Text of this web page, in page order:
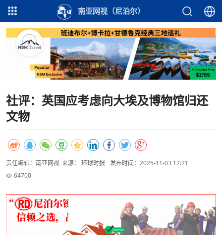
南亚网视（尼泊尔）
社评：英国应考虑向大埃及博物馆归还
文物
责任编辑：南亚网视 来源： 环球时报
发布时间：2025-11-03 12:21
64700